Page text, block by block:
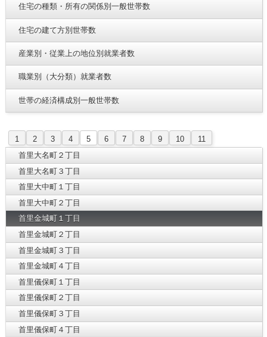
住宅の種類・所有の関係別一般世帯数
住宅の建て方別世帯数
産業別・従業上の地位別就業者数
職業別（大分類）就業者数
世帯の経済構成別一般世帯数
1 2 3 4 5 6 7 8 9 10
11
首里大名町２丁目
首里大名町３丁目
首里大中町１丁目
首里大中町２丁目
首里金城町１丁目
首里金城町２丁目
首里金城町３丁目
首里金城町４丁目
首里儀保町１丁目
首里儀保町２丁目
首里儀保町３丁目
首里儀保町４丁目